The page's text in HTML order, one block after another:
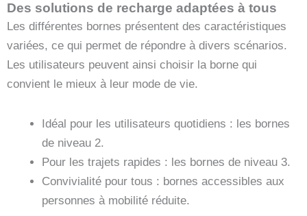
Des solutions de recharge adaptées à tous
Les différentes bornes présentent des caractéristiques
variées, ce qui permet de répondre à divers scénarios.
Les utilisateurs peuvent ainsi choisir la borne qui
convient le mieux à leur mode de vie.
Idéal pour les utilisateurs quotidiens : les bornes
de niveau 2.
Pour les trajets rapides : les bornes de niveau 3.
Convivialité pour tous : bornes accessibles aux
personnes à mobilité réduite.